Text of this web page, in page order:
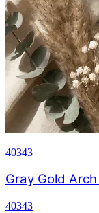
40343
Gray Gold
40343